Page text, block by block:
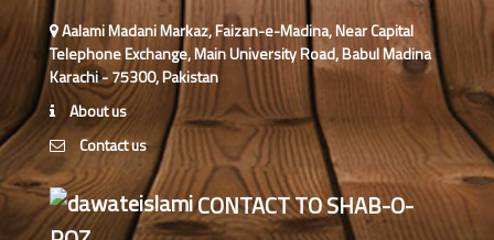
احمد رضا ہاشمی (درجہ خامسہ مرکزی
جامعۃ المدينہ فيضان عثمان غنى،
کراچی،پاکستان)
ارشد علی عطاری (درجہ خامسہ
مرکزی جامعۃ المدینہ فیضانِ مدینہ،
کراچی،پاکستان)
عبدالرؤف (درجہ سابعہ جامعۃ المدینہ
فیضان بغداد ،کراچی،پاکستان)
Aalami Madani Markaz, Faizan-e-Madina, Near Capital
Telephone Exchange, Main University Road, Babul Madina
Karachi - 75300, Pakistan
About us
Contact us
CONTACT TO SHAB-O-